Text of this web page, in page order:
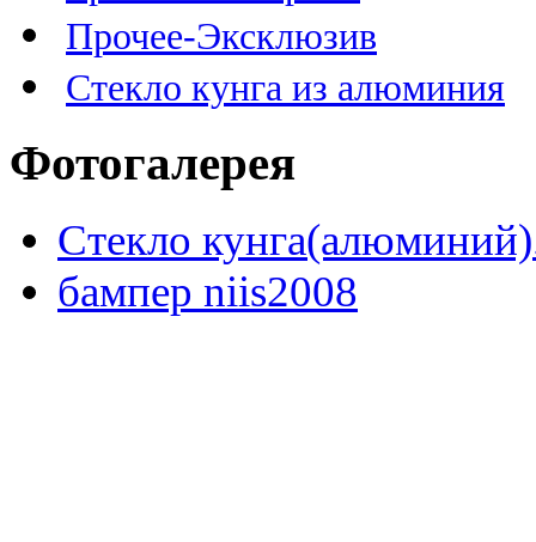
Прочее-Эксклюзив
Стекло кунга из алюминия
Фотогалерея
Стекло
бампер niis2008